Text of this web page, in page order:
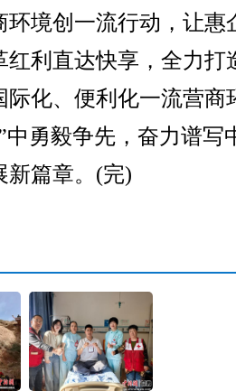
环境创一流行动，让惠
红利直达快享，全力打
际化、便利化一流营商
中勇毅争先，奋力谱写
新篇章。(完)